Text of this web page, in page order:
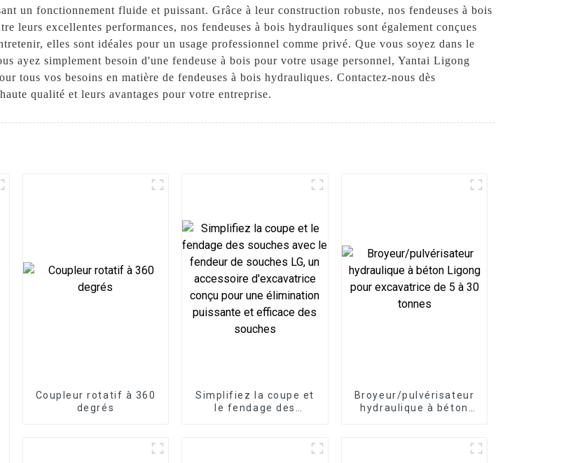
un fonctionnement fluide et puissant. Grâce à leur construction robuste, nos fendeuses à bois
leurs excellentes performances, nos fendeuses à bois hydrauliques sont également conçues
elles sont idéales pour un usage professionnel comme privé. Que vous soyez dans le
ayez simplement besoin d'une fendeuse à bois pour votre usage personnel, Yantai Ligong
tous vos besoins en matière de fendeuses à bois hydrauliques. Contactez-nous dès
qualité et leurs avantages pour votre entreprise.
Coupleur rotatif à 360
degrés
Simplifiez la coupe et
le fendage des
Broyeur/pulvérisateur
hydraulique à béton